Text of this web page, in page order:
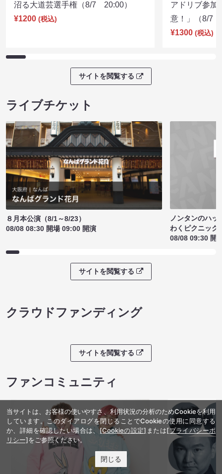
沼る大道芸選手権（8/7 20:00）
¥1200 (税込)
アドリブ参加
意！」（8/7
¥1300 (税込)
サイトを閲覧する
ライブチケット
８月本公演（8/1～8/23）
08/08 08:30 開場 09:00 開演
ノンタンのハッ
わくピクニック
08/08 09:30 開
サイトを閲覧する
クラウドファンディング
サイトを閲覧する
ファンコミュニティ
当サイトは、お客様の使いやすさ、利用状況の分析のためCookieを利用
しています。このダイアログを閉じることでCookieの使用に同意する
か、詳細を確認したい場合は、[Cookieの設定] または[プライバシーポ
リシー]をご参照ください。
閉じる